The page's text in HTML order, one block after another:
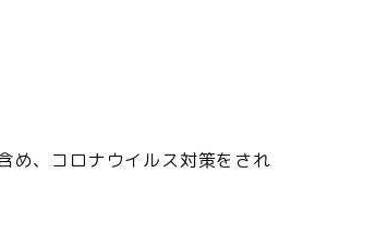
め、コロナウイルス対策をされ